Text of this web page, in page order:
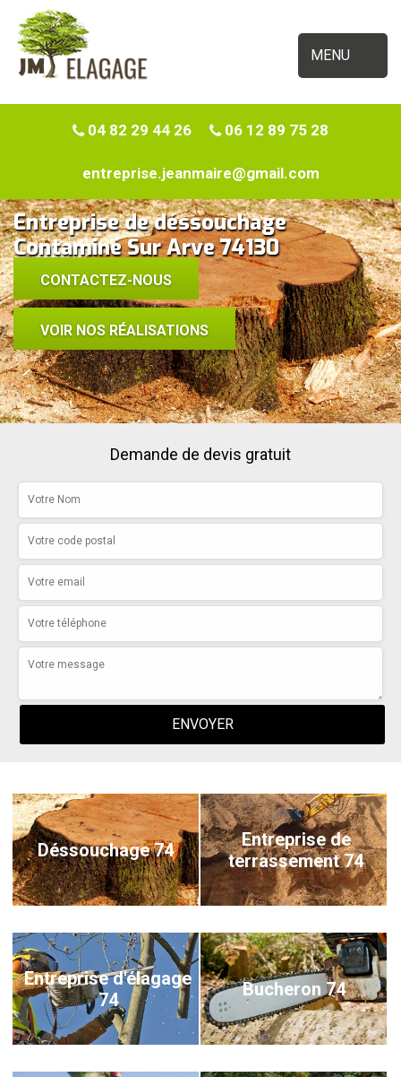
MENU
04 82 29 44 26 06 12 89 75 28
entreprise.jeanmaire@gmail.com
Entreprise de déssouchage
Contamine Sur Arve 74130
CONTACTEZ-NOUS
VOIR NOS RÉALISATIONS
Demande de devis gratuit
Déssouchage 74
Entreprise de
terrassement 74
Entreprise d'élagage
74
Bucheron 74